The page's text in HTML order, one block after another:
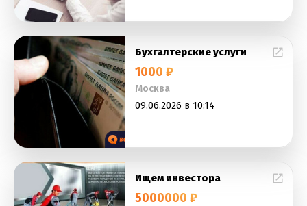
Бухгалтерские услуги
1000 ₽
Москва
09.06.2026 в 10:14
Ищем инвестора
5000000 ₽